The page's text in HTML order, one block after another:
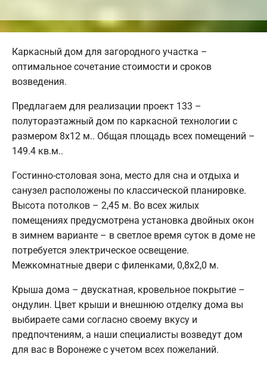
Каркасный дом для загородного участка –
оптимальное сочетание стоимости и сроков
возведения.
Предлагаем для реализации проект 133 –
полутораэтажный дом по каркасной технологии с
размером 8х12 м.. Общая площадь всех помещений –
149.4 кв.м..
Гостинно-столовая зона, место для сна и отдыха и
санузел расположены по классической планировке.
Высота потолков – 2,45 м. Во всех жилых
помещениях предусмотрена установка двойных окон
в зимнем варианте – в светлое время суток в доме не
потребуется электрическое освещение.
Межкомнатные двери с филенками, 0,8х2,0 м.
Крыша дома – двускатная, кровельное покрытие –
ондулин. Цвет крыши и внешнюю отделку дома вы
выбираете сами согласно своему вкусу и
предпочтениям, а наши специалисты возведут дом
для вас в Воронеже с учетом всех пожеланий.